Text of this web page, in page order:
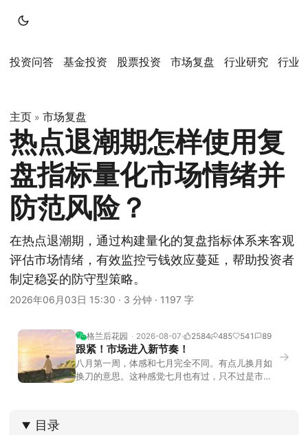
投资问答 基金投资 股票投资 市场复盘 行业研究 行业
主页 » 市场复盘
热点退潮期怎样使用复
盘指标量化市场情绪并
防范风险？
在热点退潮期，通过构建量化的复盘指标体系来客观
评估市场情绪，有效监控亏钱效应蔓延，帮助投资者
制定稳妥的防守型策略。
2026年06月03日 15:30 · 3 分钟 · 1197 字
格兰后花园 2026-08-07 2584 485 541 89
跟紧！市场进入新节奏！
八月第一周，体感和七月完全不同。有点儿换月如
换刀的意思。这种感觉七月也有过，只不过是市场
→
目录